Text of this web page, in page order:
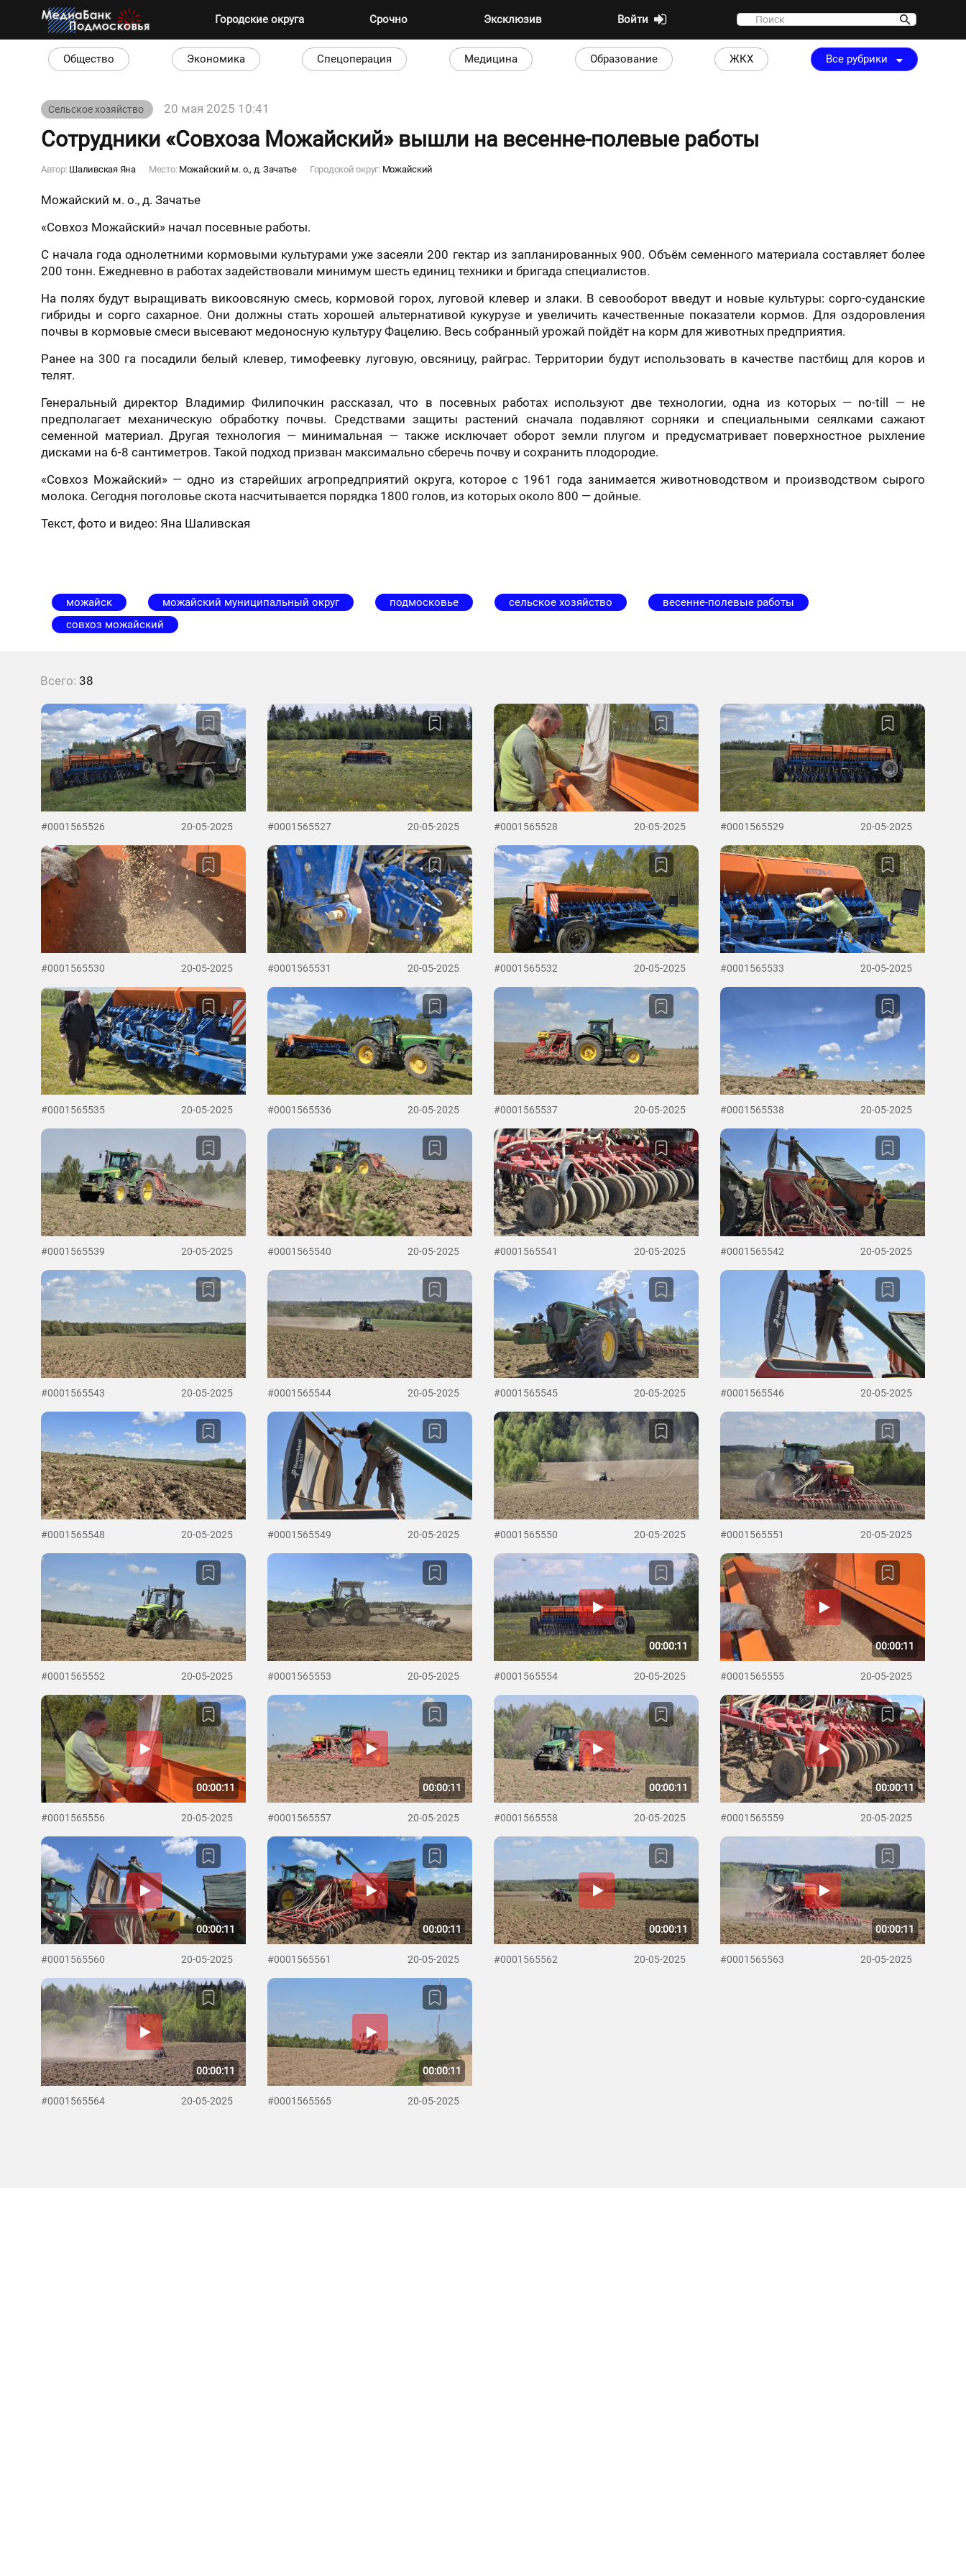
Городские округа Срочно Эксклюзив Войти
Общество Экономика Спецоперация Медицина Образование ЖКХ Все рубрики
Сельское хозяйство 20 мая 2025 10:41
Сотрудники «Совхоза Можайский» вышли на весенне-полевые работы
Автор: Шаливская Яна Место: Можайский м. о., д. Зачатье Городской округ: Можайский
Можайский м. о., д. Зачатье
«Совхоз Можайский» начал посевные работы.
С начала года однолетними кормовыми культурами уже засеяли 200 гектар из запланированных 900. Объём семенного материала составляет более
200 тонн. Ежедневно в работах задействовали минимум шесть единиц техники и бригада специалистов.
На полях будут выращивать викоовсяную смесь, кормовой горох, луговой клевер и злаки. В севооборот введут и новые культуры: сорго-суданские
гибриды и сорго сахарное. Они должны стать хорошей альтернативой кукурузе и увеличить качественные показатели кормов. Для оздоровления
почвы в кормовые смеси высевают медоносную культуру Фацелию. Весь собранный урожай пойдёт на корм для животных предприятия.
Ранее на 300 га посадили белый клевер, тимофеевку луговую, овсяницу, райграс. Территории будут использовать в качестве пастбищ для коров и
телят.
Генеральный директор Владимир Филипочкин рассказал, что в посевных работах используют две технологии, одна из которых — no-till — не
предполагает механическую обработку почвы. Средствами защиты растений сначала подавляют сорняки и специальными сеялками сажают
семенной материал. Другая технология — минимальная — также исключает оборот земли плугом и предусматривает поверхностное рыхление
дисками на 6-8 сантиметров. Такой подход призван максимально сберечь почву и сохранить плодородие.
«Совхоз Можайский» — одно из старейших агропредприятий округа, которое с 1961 года занимается животноводством и производством сырого
молока. Сегодня поголовье скота насчитывается порядка 1800 голов, из которых около 800 — дойные.
Текст, фото и видео: Яна Шаливская
можайск можайский муниципальный округ подмосковье сельское хозяйство
весенне-полевые работы
совхоз можайский
Всего: 38
#0001565526 20-05-2025 #0001565527 20-05-2025 #0001565528 20-05-2025 #0001565529 20-05-2025
#0001565530 20-05-2025 #0001565531 20-05-2025 #0001565532 20-05-2025 #0001565533 20-05-2025
#0001565535 20-05-2025 #0001565536 20-05-2025 #0001565537 20-05-2025 #0001565538 20-05-2025
#0001565539 20-05-2025 #0001565540 20-05-2025 #0001565541 20-05-2025 #0001565542 20-05-2025
#0001565543 20-05-2025 #0001565544 20-05-2025 #0001565545 20-05-2025 #0001565546 20-05-2025
#0001565548 20-05-2025 #0001565549 20-05-2025 #0001565550 20-05-2025 #0001565551 20-05-2025
#0001565552 20-05-2025 #0001565553 20-05-2025
00:00:11
#0001565554 20-05-2025
00:00:11
#0001565555 20-05-2025
00:00:11
#0001565556 20-05-2025
00:00:11
#0001565557 20-05-2025
00:00:11
#0001565558 20-05-2025
00:00:11
#0001565559 20-05-2025
00:00:11
#0001565560 20-05-2025
00:00:11
#0001565561 20-05-2025
00:00:11
#0001565562 20-05-2025
00:00:11
#0001565563 20-05-2025
00:00:11
#0001565564 20-05-2025
00:00:11
#0001565565 20-05-2025